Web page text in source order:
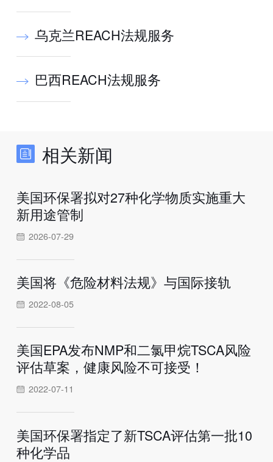
乌克兰REACH法规服务
巴西REACH法规服务
相关新闻
美国环保署拟对27种化学物质实施重大
新用途管制
2026-07-29
美国将《危险材料法规》与国际接轨
2022-08-05
美国EPA发布NMP和二氯甲烷TSCA风险
评估草案，健康风险不可接受！
2022-07-11
美国环保署指定了新TSCA评估第一批10
种化学品